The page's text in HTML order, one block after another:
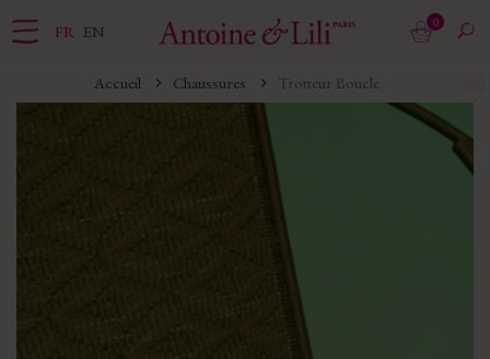
FR EN 0
Accueil Chaussures Trotteur Boucle